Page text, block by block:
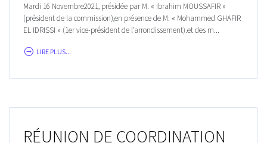
Mardi 16 Novembre2021, présidée par M. « Ibrahim MOUSSAFIR »
(président de la commission),en présence de M. « Mohammed GHAFIR
EL IDRISSI » (1er vice-président de l’arrondissement).et des m...
LIRE PLUS...
RÉUNION DE COORDINATION